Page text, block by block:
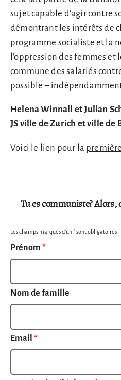
sujet capable d’agir contre
démontrant les intérêts de
programme socialiste et la
l’oppression des femmes et
commune des salariés
possible –
Helena Winnall et Julian
JS ville de Zurich et ville de
Voici le lien pour la
Tu es communiste?
Les champs marqués d’un*sont obligatoires
Prénom *
Nom de famille
Email *